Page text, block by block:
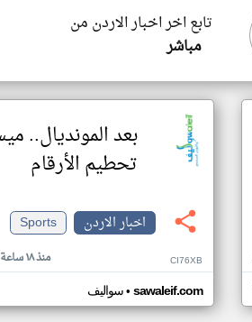
تابع اخر اخبار الاردن من
مباشر
بعد المونديال..
تحطيم الأرقام
اخبار الاردن
Sports
منذ ١٨ ساعة CI76XB
سواليف• sawaleif.com